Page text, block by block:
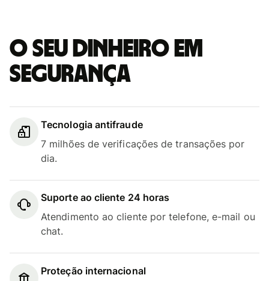
O seu dinheiro em
segurança
Tecnologia antifraude
7 milhões de verificações de transações por
dia.
Suporte ao cliente 24 horas
Atendimento ao cliente por telefone, e-mail ou
chat.
Proteção internacional